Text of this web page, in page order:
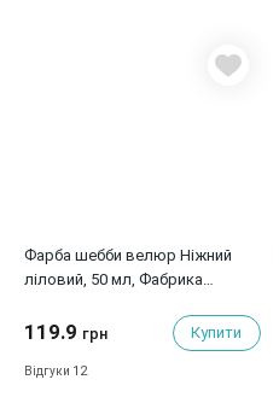
Фарба шебби велюр Ніжний
ліловий, 50 мл, Фабрика
119.9 грн Купити
Відгуки 12